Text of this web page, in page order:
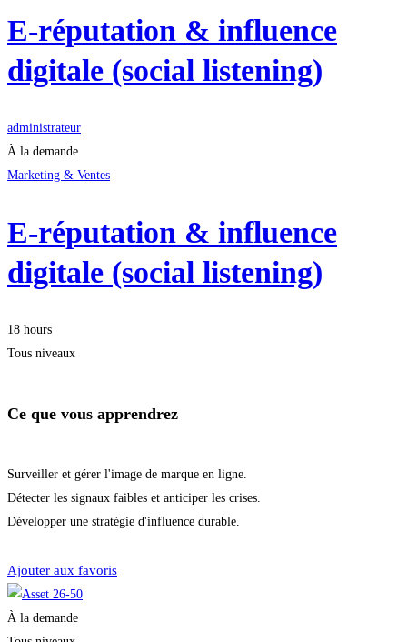
E-réputation & influence
digitale (social listening)
administrateur
À la demande
Marketing & Ventes
E-réputation & influence
digitale (social listening)
18 hours
Tous niveaux
Ce que vous apprendrez
Surveiller et gérer l'image de marque en ligne.
Détecter les signaux faibles et anticiper les crises.
Développer une stratégie d'influence durable.
Ajouter aux favoris
À la demande